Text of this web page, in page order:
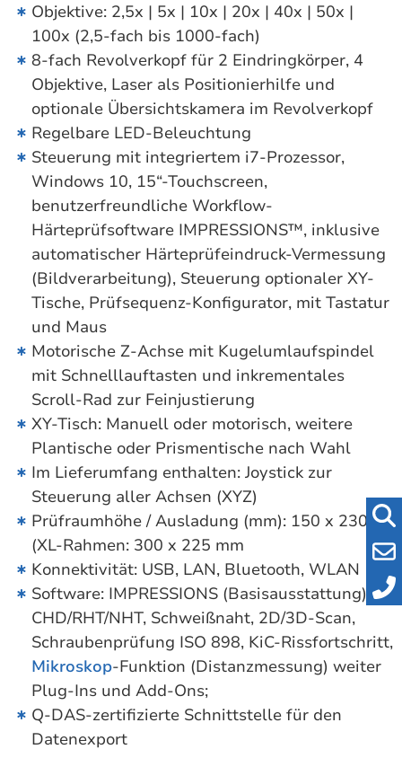
Objektive: 2,5x | 5x | 10x | 20x | 40x | 50x |
100x (2,5-fach bis 1000-fach)
8-fach Revolverkopf für 2 Eindringkörper, 4
Objektive, Laser als Positionierhilfe und
optionale Übersichtskamera im Revolverkopf
Regelbare LED-Beleuchtung
Steuerung mit integriertem i7-Prozessor,
Windows 10, 15“-Touchscreen,
benutzerfreundliche Workflow-
Härteprüfsoftware IMPRESSIONS™, inklusive
automatischer Härteprüfeindruck-Vermessung
(Bildverarbeitung), Steuerung optionaler XY-
Tische, Prüfsequenz-Konfigurator, mit Tastatur
und Maus
Motorische Z-Achse mit Kugelumlaufspindel
mit Schnelllauftasten und inkrementales
Scroll-Rad zur Feinjustierung
XY-Tisch: Manuell oder motorisch, weitere
Plantische oder Prismentische nach Wahl
Im Lieferumfang enthalten: Joystick zur
Steuerung aller Achsen (XYZ)
Prüfraumhöhe / Ausladung (mm): 150 x 230
(XL-Rahmen: 300 x 225 mm
Konnektivität: USB, LAN, Bluetooth, WLAN
Software: IMPRESSIONS (Basisausstattung),
CHD/RHT/NHT, Schweißnaht, 2D/3D-Scan,
Schraubenprüfung ISO 898, KiC-Rissfortschritt,
Mikroskop-Funktion (Distanzmessung) weiter
Plug-Ins und Add-Ons;
Q-DAS-zertifizierte Schnittstelle für den
Datenexport